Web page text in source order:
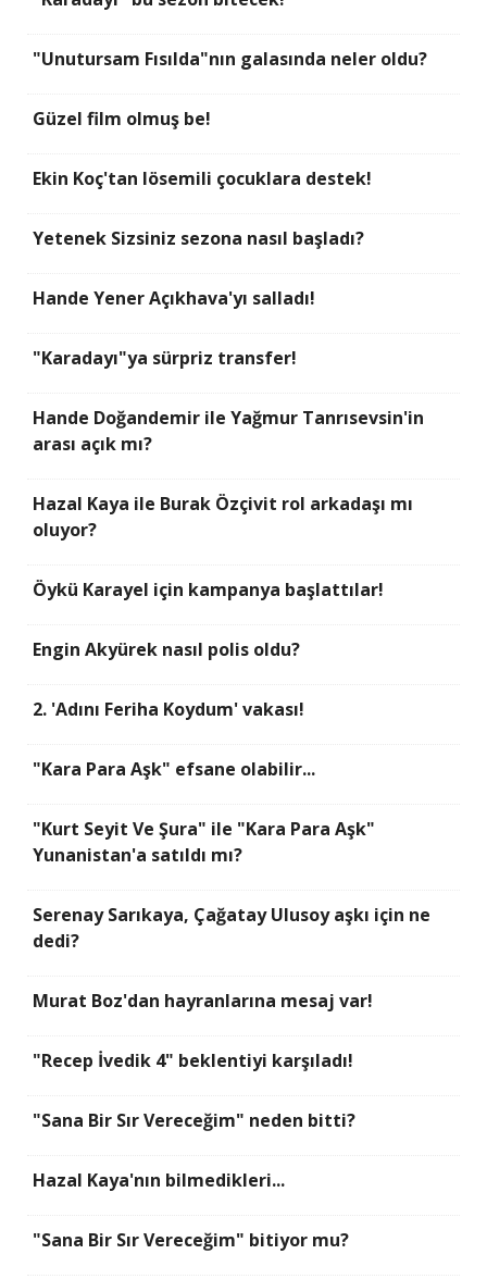
"Unutursam Fısılda"nın galasında neler oldu?
Güzel film olmuş be!
Ekin Koç'tan lösemili çocuklara destek!
Yetenek Sizsiniz sezona nasıl başladı?
Hande Yener Açıkhava'yı salladı!
"Karadayı"ya sürpriz transfer!
Hande Doğandemir ile Yağmur Tanrısevsin'in
arası açık mı?
Hazal Kaya ile Burak Özçivit rol arkadaşı mı
oluyor?
Öykü Karayel için kampanya başlattılar!
Engin Akyürek nasıl polis oldu?
2. 'Adını Feriha Koydum' vakası!
"Kara Para Aşk" efsane olabilir...
"Kurt Seyit Ve Şura" ile "Kara Para Aşk"
Yunanistan'a satıldı mı?
Serenay Sarıkaya, Çağatay Ulusoy aşkı için ne
dedi?
Murat Boz'dan hayranlarına mesaj var!
"Recep İvedik 4" beklentiyi karşıladı!
"Sana Bir Sır Vereceğim" neden bitti?
Hazal Kaya'nın bilmedikleri...
"Sana Bir Sır Vereceğim" bitiyor mu?